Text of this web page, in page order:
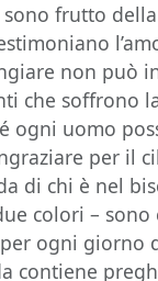
frutto
non può
che soffrono
ogni uomo
per il
di chi è nel
colori –
ogni giorno
contiene